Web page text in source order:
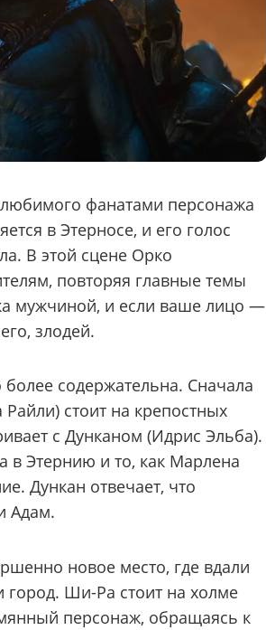
любимого фанатами персонажа
в Этерносе, и его голос
В этой сцене Орко
повторяя главные темы
мужчиной, и если ваше лицо —
злодей.
содержательна. Сначала
стоит на крепостных
с Дунканом (Идрис Эльба).
Этернию и то, как Марлена
Дункан отвечает, что
Адам.
новое место, где вдали
город. Ши-Ра стоит на холме
персонаж, обращаясь к